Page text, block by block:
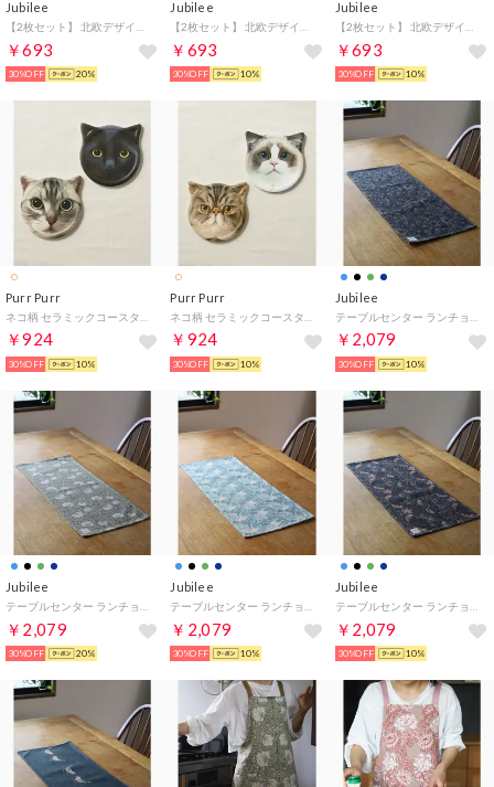
Jubilee
￥693
30%OFF 20%
Jubilee
￥693
30%OFF 10%
Jubilee
￥693
30%OFF 10%
Purr Purr
￥924
30%OFF 10%
Purr Purr
￥924
30%OFF 10%
Jubilee
￥2,079
30%OFF 10%
Jubilee
￥2,079
30%OFF 20%
Jubilee
￥2,079
30%OFF 10%
Jubilee
￥2,079
30%OFF 10%